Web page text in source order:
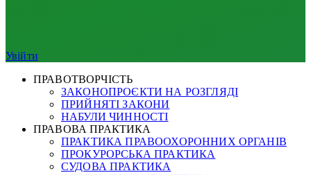
Увійти
ПРАВОТВОРЧІСТЬ
ЗАКОНОПРОЄКТИ НА РОЗГЛЯДІ
ПРИЙНЯТІ ЗАКОНИ
НАБУЛИ ЧИННОСТІ
ПРАВОВА ПРАКТИКА
ПРАКТИКА ПРАВООХОРОННИХ ОРГАНІВ
ПРОКУРОРСЬКА ПРАКТИКА
СУДОВА ПРАКТИКА